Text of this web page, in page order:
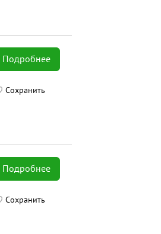
Подробнее
Сохранить
Подробнее
Сохранить